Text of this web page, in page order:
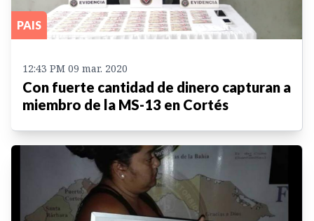
PAIS
12:43 PM 09 mar. 2020
Con fuerte cantidad de dinero capturan a
miembro de la MS-13 en Cortés